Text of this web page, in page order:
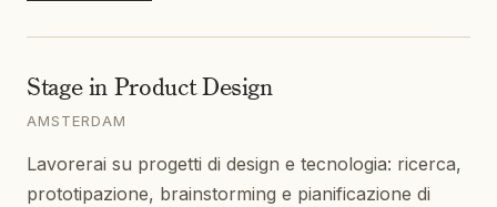
Stage in Product Design
AMSTERDAM
Lavorerai su progetti di design e tecnologia: ricerca,
prototipazione, brainstorming e pianificazione di